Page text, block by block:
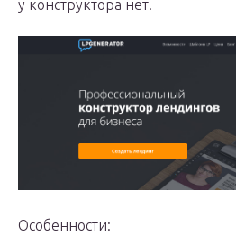
у конструктора нет.
Особенности: